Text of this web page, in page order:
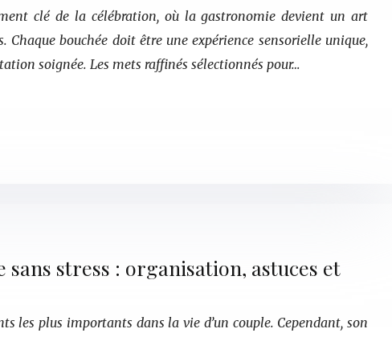
clé de la célébration, où la gastronomie devient un art
Chaque bouchée doit être une expérience sensorielle unique,
soignée. Les mets raffinés sélectionnés pour…
stress : organisation, astuces et
les plus importants dans la vie d’un couple. Cependant, son